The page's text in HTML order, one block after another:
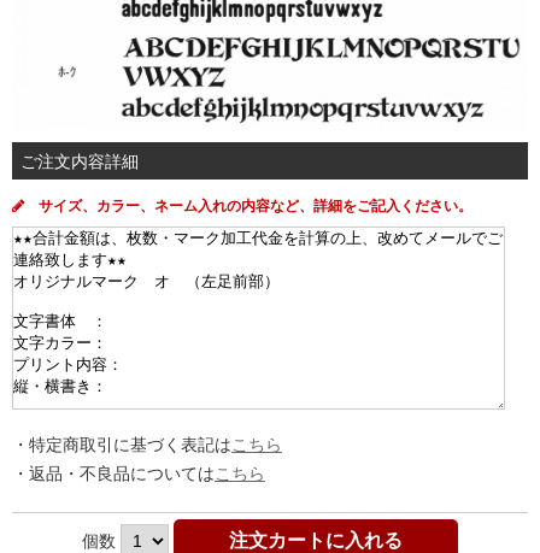
ご注文内容詳細
サイズ、カラー、ネーム入れの内容など、詳細をご記入ください。
・特定商取引に基づく表記はこちら
・返品・不良品についてはこちら
個数